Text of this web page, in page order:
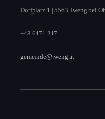
Dorfplatz 1 | 5563 Tweng bei
+43 6471 217
gemeinde@tweng.at